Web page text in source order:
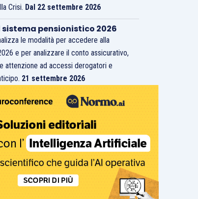
Crisi. Dal 22 settembre 2026
pensionistico 2026
le modalità per accedere alla
e per analizzare il conto assicurativo,
attenzione ad accessi derogatori e
21 settembre 2026